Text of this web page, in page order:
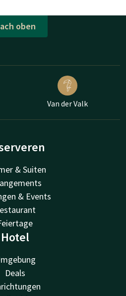
oben
Van der Valk
& Suiten
& Events
Hotel
Deals